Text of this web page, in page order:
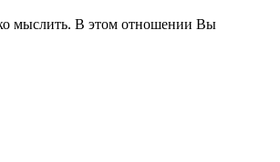
мыслить. В этом отношении Вы